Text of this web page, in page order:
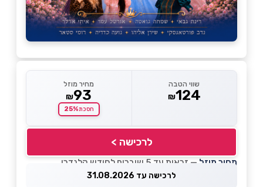
שווי הטבה
₪124
מחיר מוזל
₪93
חסכת25%
לרכישה >
מחיר מוזל — זכאות עד 5 שוברים לחודש קלנדרי
לרכישה עד 31.08.2026